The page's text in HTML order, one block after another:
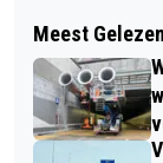
TELSTAR
"BIJNA"
Meest Gelezen